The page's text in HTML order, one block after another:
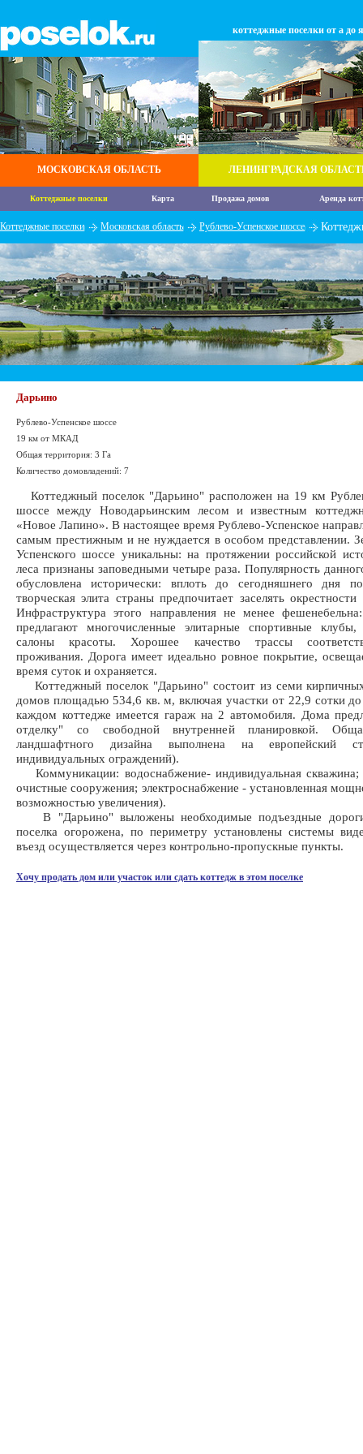
МОСКОВСКАЯ ОБЛАСТЬ
коттеджные поселки от а до я
ЛЕНИНГРАДСКАЯ
Коттеджные поселки Карта Продажа домов Аренда
Коттеджные поселки Московская область Рублево-Успенское шоссе
Дарьино
Рублево-Успенское шоссе
19 км от МКАД
Общая территория: 3 Га
Количество домовладений: 7
Коттеджный поселок "Дарьино" расположен на 19 км
шоссе между Новодарьинским лесом и известным
«Новое Лапино». В настоящее время Рублево-Успенское
самым престижным и не нуждается в особом представлении.
Успенского шоссе уникальны: на протяжении российской
леса признаны заповедными четыре раза. Популярность
обусловлена исторически: вплоть до сегодняшнего дня
творческая элита страны предпочитает заселять окрестности
Инфраструктура этого направления не менее
предлагают многочисленные элитарные спортивные
салоны красоты. Хорошее качество трассы
проживания. Дорога имеет идеально ровное покрытие,
время суток и охраняется.
Коттеджный поселок "Дарьино" состоит из семи
домов площадью 534,6 кв. м, включая участки от 22,9 сотки
каждом коттедже имеется гараж на 2 автомобиля. Дома
отделку" со свободной внутренней планировкой.
ландшафтного дизайна выполнена на европейский
индивидуальных ограждений).
Коммуникации: водоснабжение- индивидуальная скважина;
очистные сооружения; электроснабжение - установленная
возможностью увеличения).
В "Дарьино" выложены необходимые подъездные
поселка огорожена, по периметру установлены системы
въезд осуществляется через контрольно-пропускные пункты.
Хочу продать дом или участок или сдать коттедж в этом поселке